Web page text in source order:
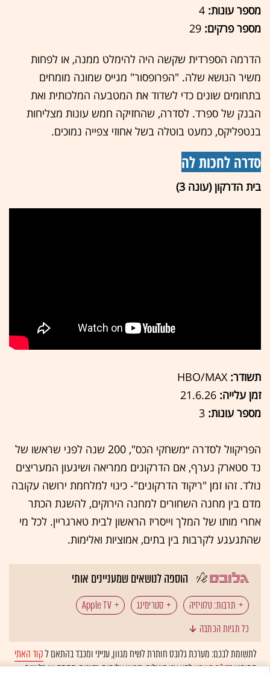
מספר עונות:
מספר פרקים:
הדרמה הספרדית שקשה היה להימלט ממנה, או לפחות
משיר הנושא שלה. "הפרופסור" מגייס שמונה מומחים
בתחומים שונים כדי לשדוד את המטבעה המלכותית ואת
הבנק של ספרד. לסדרה, שהחזיקה חמש עונות מצליחות
בנטפליקס, כמעט בוטלה בשל אחוזי צפייה נמוכים.
סדרה לחכות לה
בית הדרקון (עונה 3)
תשודר: HBO/MAX
זמן עלייה: 21.6.26
מספר עונות: 3
הפריקוול לסדרה ״משחקי הכס", 200 שנה לפני שראשו של
נד סטארק נערף, אם הדרקונים ממריאה ושיגעון המעריצים
נולד. זהו זמן "ריקוד הדרקונים"- כינוי למלחמת ירושה עקובה
מדם בין מחנה השחורים למחנה הירוקים, להשגת הכתר
אחרי מותו של המלך וייסריז הראשון לבית טארגריין. לכל מי
שהתגעגע לקרבות בין בתים, אמוציות ואלימות.
הוספה לנושאים שמעניינים אותי
תרבות: טלוויזיה סטרימינג Apple TV
כל תגיות הכתבה
לתשומת לבכם: מערכת גלובס חותרת לשיח מגוון, ענייני ומכבד בהתאם לקוד האתי
המופיעבדו"ח האמוןלפיו אנו פועלים. ביטויי אלימות, גזענות, הסתה או כל שיח